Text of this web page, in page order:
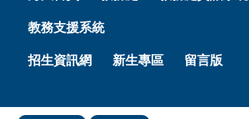
教務支援系統
招生資訊網 新生專區 留言版